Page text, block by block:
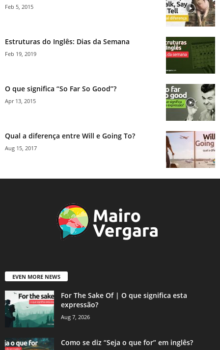
Feb 5, 2015
Estruturas do Inglês: Dias da Semana
Feb 19, 2019
O que significa “So Far So Good”?
Apr 13, 2015
Qual a diferença entre Will e Going To?
Aug 15, 2017
EVEN MORE NEWS
For The Sake Of | O que significa esta
expressão?
Aug 7, 2026
Como se diz “Seja o que for” em inglês?